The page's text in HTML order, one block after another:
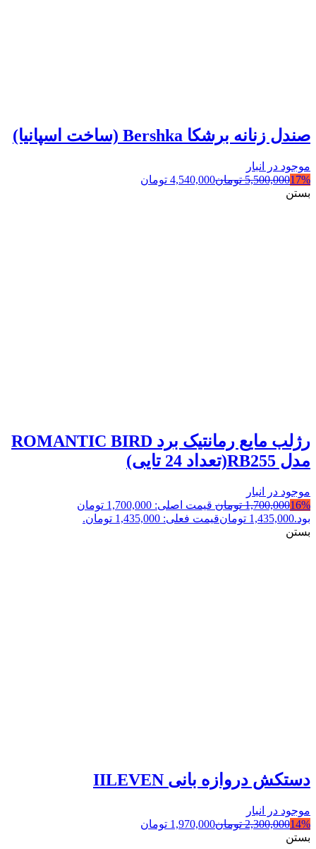
صندل زنانه برشکا Bershka (ساخت اسپانیا)
موجود در انبار
17%
5,500,000 تومان4,540,000 تومان
بستن
رژلب مایع رمانتیک برد ROMANTIC BIRD
مدل RB255(تعداد 24 تایی)
موجود در انبار
16%
1,700,000 تومان
قیمت اصلی: 1,700,000 تومان
بود.1,435,000 تومانقیمت فعلی: 1,435,000 تومان.
بستن
دستکش دروازه بانی IILEVEN
موجود در انبار
14%
2,300,000 تومان1,970,000 تومان
بستن